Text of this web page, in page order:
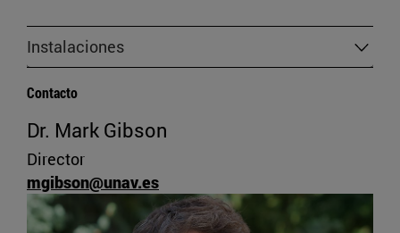
Instalaciones
Contacto
Dr. Mark Gibson
Director
mgibson@unav.es